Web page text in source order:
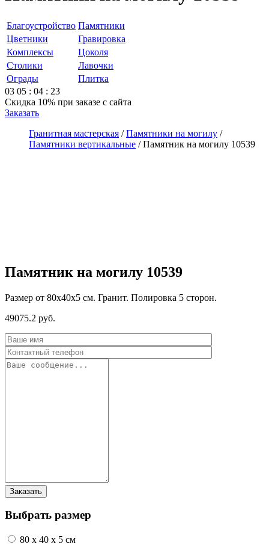
Благоустройство Памятники
Цветники
Гравировка
Комплексы
Цоколя
Столики
Лавочки
Ограды
Плитка
03 05 : 04 : 23
Скидка 10% при заказе с сайта
Заказать
Гранитная мастерская /Памятники на могилу /
Памятники вертикальные /Памятник на могилу 10539
Памятник на могилу 10539
Размер от 80х40х5 см. Гранит. Полировка 5 сторон.
49075.2 руб.
Выбрать размер
80 x 40 x 5 см